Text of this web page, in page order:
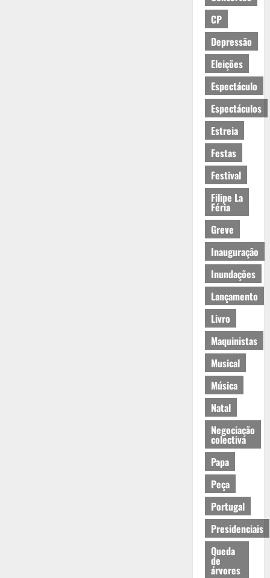
CP
Depressão
Eleições
Espectáculo
Espectáculos
Estreia
Festas
Festival
Filipe La
Féria
Greve
Inauguração
Inundações
Lançamento
Livro
Maquinistas
Musical
Música
Natal
Negociação
colectiva
Papa
Peça
Portugal
Presidenciais
Queda
de
árvores